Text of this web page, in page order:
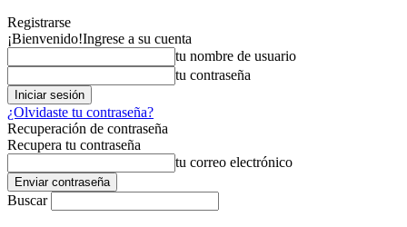
Registrarse
¡Bienvenido!Ingrese a su cuenta
tu nombre de usuario
tu contraseña
¿Olvidaste tu contraseña?
Recuperación de contraseña
Recupera tu contraseña
tu correo electrónico
Buscar